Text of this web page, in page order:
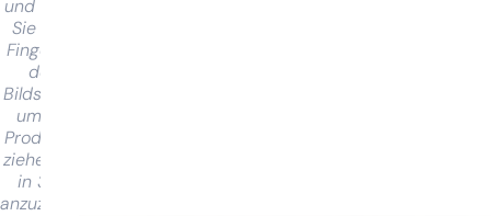
und halten
Sie Ihren
Finger auf
dem
Bildschirm,
um das
Produkt zu
ziehen und
in 360°
anzuzeigen